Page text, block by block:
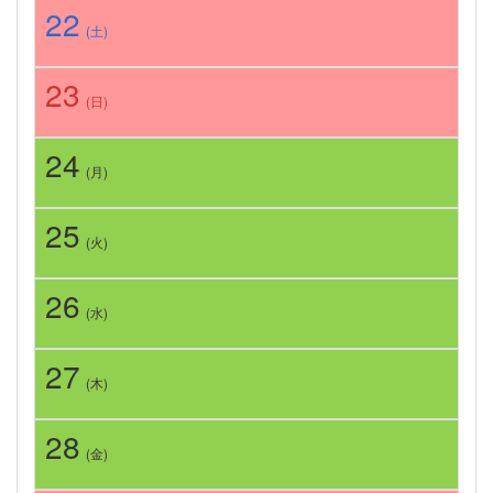
22 (土)
23 (日)
24 (月)
25 (火)
26 (水)
27 (木)
28 (金)